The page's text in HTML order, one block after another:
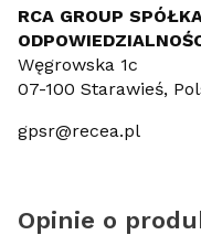
RCA GROUP
Węgrowska 1c
07-100 Starawieś,
gpsr@recea.pl
Opinie o